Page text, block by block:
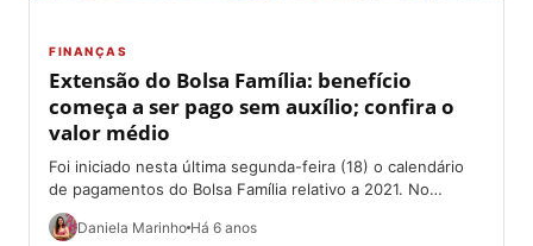
FINANÇAS
Extensão do Bolsa Família: benefício
começa a ser pago sem auxílio; confira o
valor médio
Foi iniciado nesta última segunda-feira (18) o calendário
de pagamentos do Bolsa Família relativo a 2021. No
entanto, o valor da parcela...
Daniela Marinho Há 6 anos